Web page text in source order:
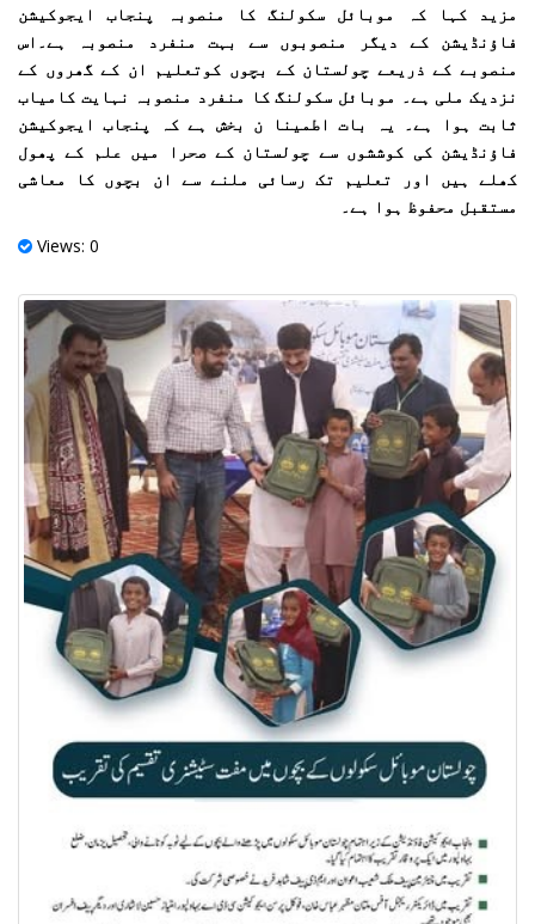
مزید کہا کہ موبائل سکولنگ کا منصوبہ پنجاب ایجوکیشن
فاؤنڈیشن کے دیگر منصوبوں سے بہت منفرد منصوبہ ہے۔اس
منصوبے کے ذریعے چولستان کے بچوں کوتعلیم ان کے گھروں کے
نزدیک ملی ہے۔ موبائل سکولنگ کا منفرد منصوبہ نہایت کامیاب
ثابت ہوا ہے۔ یہ بات اطمینا ن بخش ہے کہ پنجاب ایجوکیشن
فاؤنڈیشن کی کوششوں سے چولستان کے صحرا میں علم کے پھول
کھلے ہیں اور تعلیم تک رسائی ملنے سے ان بچوں کا معاشی
مستقبل محفوظ ہوا ہے۔
Views: 0